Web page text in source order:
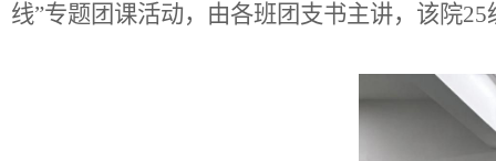
线”专题团课活动，由各班团支书主讲，该院